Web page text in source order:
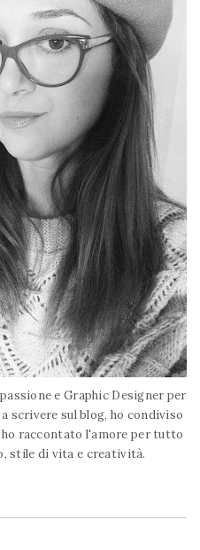
e Graphic Designer per
scrivere sul blog, ho condiviso
raccontato l'amore per tutto
stile di vita e creatività.